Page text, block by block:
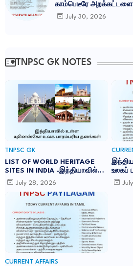
காம்பெடீரே அறக்கட்டளை
Foundation)
July 30, 2026
TNPSC GK NOTES
TNPSC GK
LIST OF WORLD HERITAGE
SITES IN INDIA -இந்தியாவில்
உள்ள 45 யுனெஸ்கோ உலக
பாரம்பரிய தளங்கள்:
July 28, 2026
உலகப்
CURRENT AFFAIRS